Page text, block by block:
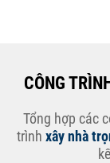
CÔNG
Tổng hợp các
trình xây nhà